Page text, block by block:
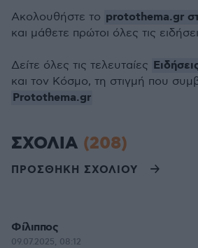
Ακολουθήστε το protothema.gr
και μάθετε πρώτοι όλες τις
Δείτε όλες τις τελευταίες
και τον Κόσμο, τη στιγμή που
Protothema.gr
ΣΧΟΛΙΑ (208)
ΠΡΟΣΘΗΚΗ ΣΧΟΛΙΟΥ
Φίλιππος
09.07.2025, 08:12